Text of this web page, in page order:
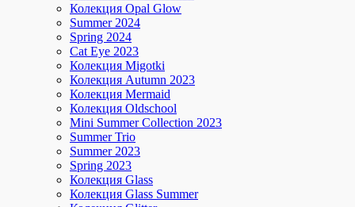
Колекция Opal Glow
Summer 2024
Spring 2024
Cat Eye 2023
Колекция Migotki
Колекция Autumn 2023
Колекция Mermaid
Колекция Oldschool
Mini Summer Collection 2023
Summer Trio
Summer 2023
Spring 2023
Колекция Glass
Колекция Glass Summer